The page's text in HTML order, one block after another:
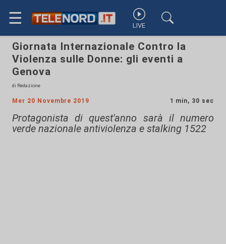
☰ LIVE
Giornata Internazionale Contro la
Violenza sulle Donne: gli eventi a
Genova
di Redazione
Mer 20 Novembre 2019 1 min, 30 sec
Protagonista di quest'anno sarà il numero
verde nazionale antiviolenza e stalking 1522